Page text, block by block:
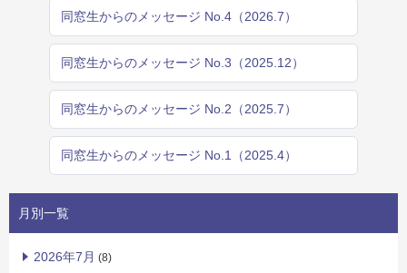
同窓生からのメッセージ No.4（2026.7）
同窓生からのメッセージ No.3（2025.12）
同窓生からのメッセージ No.2（2025.7）
同窓生からのメッセージ No.1（2025.4）
月別一覧
2026年7月 (8)